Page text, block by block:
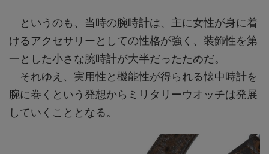
というのも、当時の腕時計は、主に女性が身に着
けるアクセサリーとしての性格が強く、装飾性を第
一とした小さな腕時計が大半だったためだ。
それゆえ、実用性と機能性が得られる懐中時計を
腕に巻くという発想からミリタリーウオッチは発展
していくこととなる。